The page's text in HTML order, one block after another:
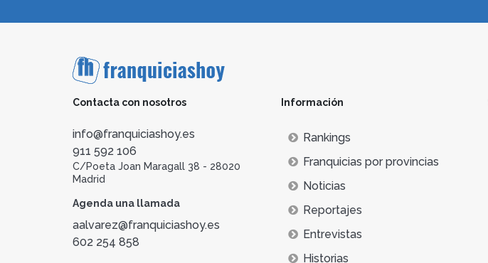
Contacta con nosotros
info@franquiciashoy.es
911 592 106
C/Poeta Joan Maragall 38 - 28020
Madrid
Agenda una llamada
aalvarez@franquiciashoy.es
602 254 858
Información
Rankings
Franquicias por provincias
Noticias
Reportajes
Entrevistas
Historias